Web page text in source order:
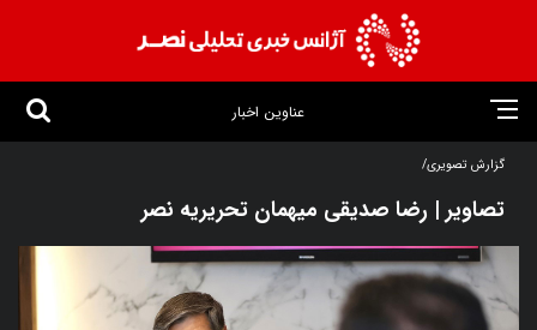
عناوین اخبار
گزارش تصویری/
تصاویر | رضا صدیقی میهمان تحریریه نصر